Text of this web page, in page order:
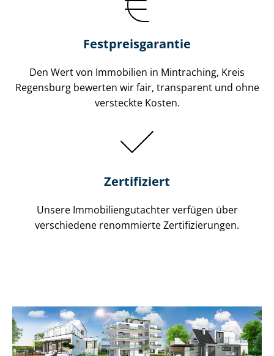
Festpreis​garantie
Den Wert von Immobilien in Mintraching, Kreis
Regensburg bewerten wir fair, transparent und ohne
versteckte Kosten.
Zertifiziert
Unsere Immobilien­gutachter verfügen über
verschiedene renommierte Zer­ti­fi­zie­run­gen.